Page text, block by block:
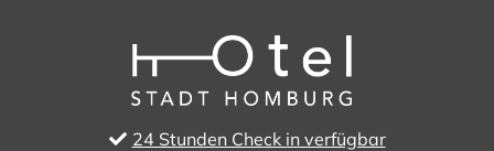
24 Stunden Check in verfügbar